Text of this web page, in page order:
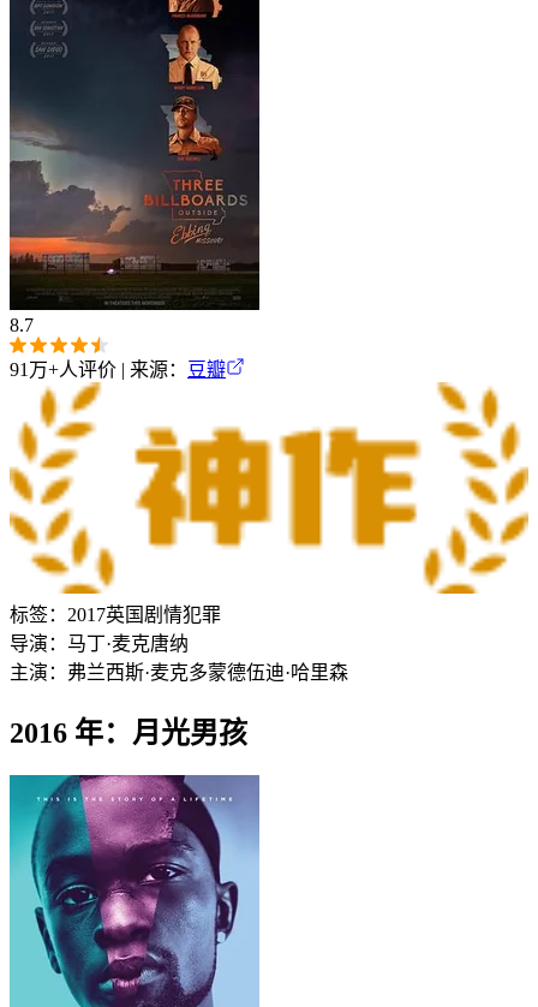
8.7
91万+人评价 | 来源： 豆瓣
标签： 2017英国 剧情犯罪
导演： 马丁·麦克唐纳
主演： 弗兰西斯·麦克多蒙德伍迪·哈里森
2016 年：月光男孩